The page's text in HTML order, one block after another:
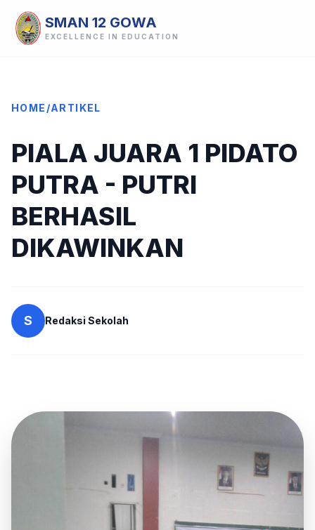
SMAN 12 GOWA
EXCELLENCE IN EDUCATION
HOME /ARTIKEL
PIALA JUARA 1 PIDATO
PUTRA - PUTRI
BERHASIL
DIKAWINKAN
S Redaksi Sekolah